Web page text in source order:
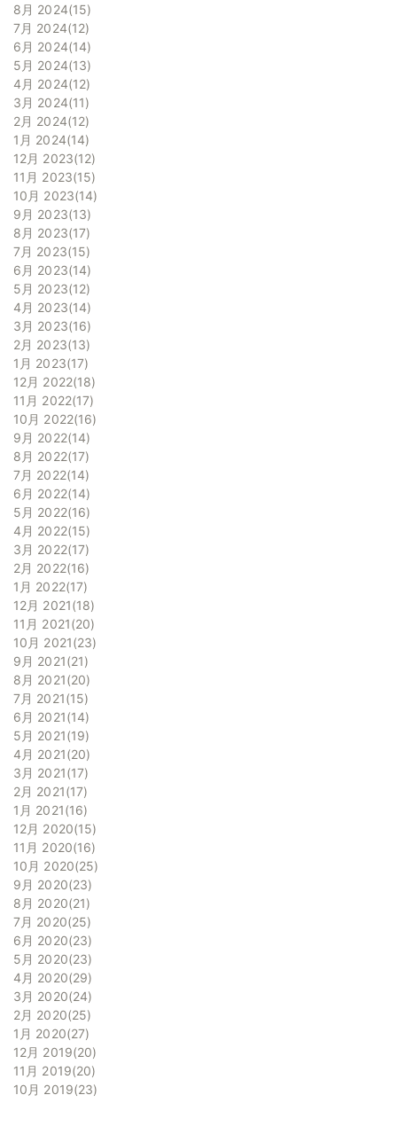
8月 2024 15
7月 2024 12
6月 2024 14
5月 2024 13
4月 2024 12
3月 2024 11
2月 2024 12
1月 2024 14
12月 2023 12
11月 2023 15
10月 2023 14
9月 2023 13
8月 2023 17
7月 2023 15
6月 2023 14
5月 2023 12
4月 2023 14
3月 2023 16
2月 2023 13
1月 2023 17
12月 2022 18
11月 2022 17
10月 2022 16
9月 2022 14
8月 2022 17
7月 2022 14
6月 2022 14
5月 2022 16
4月 2022 15
3月 2022 17
2月 2022 16
1月 2022 17
12月 2021 18
11月 2021 20
10月 2021 23
9月 2021 21
8月 2021 20
7月 2021 15
6月 2021 14
5月 2021 19
4月 2021 20
3月 2021 17
2月 2021 17
1月 2021 16
12月 2020 15
11月 2020 16
10月 2020 25
9月 2020 23
8月 2020 21
7月 2020 25
6月 2020 23
5月 2020 23
4月 2020 29
3月 2020 24
2月 2020 25
1月 2020 27
12月 2019 20
11月 2019 20
10月 2019 23